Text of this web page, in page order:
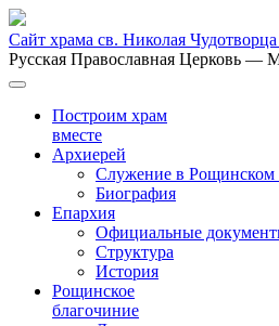
Сайт храма св. Николая
Русская Православная Церковь —
Построим храм
вместе
Архиерей
Служение в Рощинском
Биография
Епархия
Официальные
Структура
История
Рощинское
благочиние